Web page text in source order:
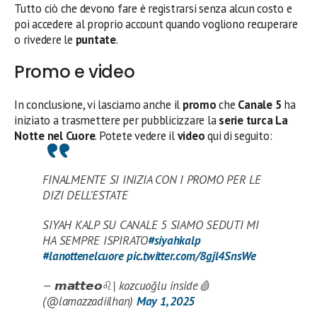
Tutto ciò che devono fare è registrarsi senza alcun costo e
poi accedere al proprio account quando vogliono recuperare
o rivedere le puntate.
Promo e video
In conclusione, vi lasciamo anche il promoche Canale 5 ha
iniziato a trasmettere per pubblicizzare laserie turca La
Notte nel Cuore. Potete vedere ilvideoqui di seguito:
FINALMENTE SI INIZIA CON I PROMO PER LE
DIZI DELL’ESTATE
SIYAH KALP SU CANALE 5 SIAMO SEDUTI MI
HA SEMPRE ISPIRATO#siyahkalp
#lanottenelcuore pic.twitter.com/8gjl4SnsWe
— 𝙢𝙖𝙩𝙩𝙚𝙤♌︎| kozcuoğlu inside🩸
(@lamazzadiilhan) May 1, 2025